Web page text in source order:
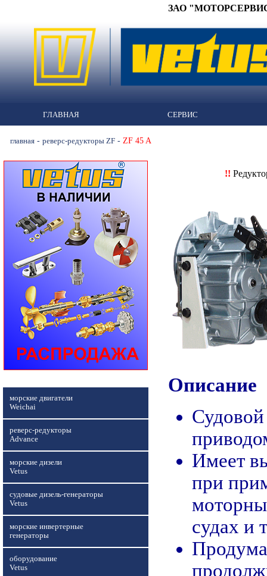
ЗАО "МОТОРСЕРВИС"
ГЛАВНАЯ СЕРВИС
главная - реверс-редукторы ZF - ZF 45 A
морские двигатели
Weichai
реверс-редукторы
Advance
морские дизели
Vetus
судовые дизель-генераторы
Vetus
морские инвертерные
генераторы
оборудование
Vetus
!!
Описание
Судовой
Имеет
при
судах и